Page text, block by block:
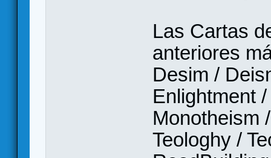
Las Cartas
anteriores
Desim /
Enlightment
Monotheism
Teologhy /